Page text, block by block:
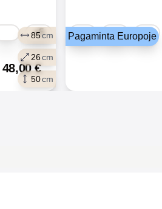
85cm
26cm
50cm
+5
48,00€
Pagaminta Europoje